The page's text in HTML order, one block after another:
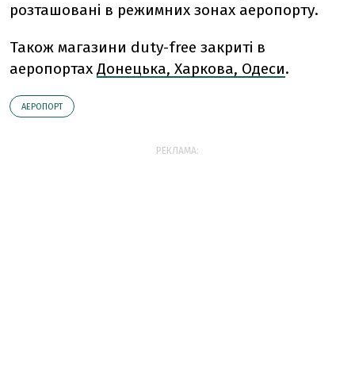
розташовані в режимних зонах аеропорту.
Також магазини duty-free закриті в
аеропортах Донецька, Харкова, Одеси.
АЕРОПОРТ
РЕКЛАМА: